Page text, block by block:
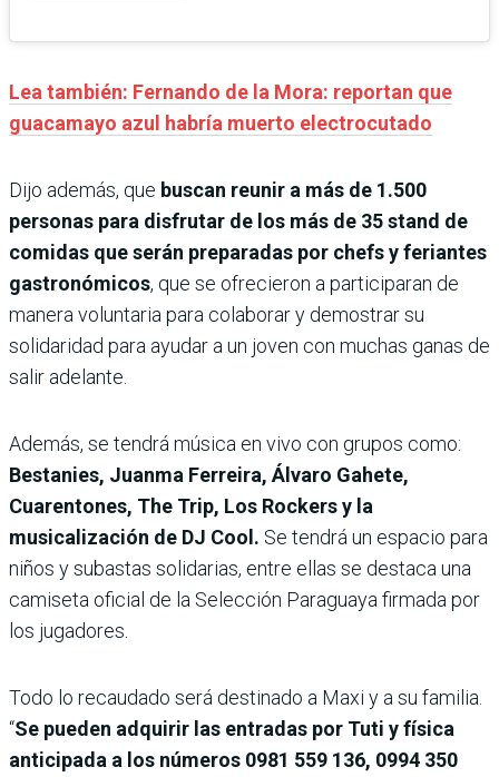
Lea también: Fernando de la Mora: reportan que
guacamayo azul habría muerto electrocutado
Dijo además, que buscan reunir a más de 1.500
personas para disfrutar de los más de 35 stand de
comidas que serán preparadas por chefs y feriantes
gastronómicos, que se ofrecieron a participaran de
manera voluntaria para colaborar y demostrar su
solidaridad para ayudar a un joven con muchas ganas de
salir adelante.
Además, se tendrá música en vivo con grupos como:
Bestanies, Juanma Ferreira, Álvaro Gahete,
Cuarentones, The Trip, Los Rockers y la
musicalización de DJ Cool. Se tendrá un espacio para
niños y subastas solidarias, entre ellas se destaca una
camiseta oficial de la Selección Paraguaya firmada por
los jugadores.
Todo lo recaudado será destinado a Maxi y a su familia.
“Se pueden adquirir las entradas por Tuti y física
anticipada a los números 0981 559 136, 0994 350